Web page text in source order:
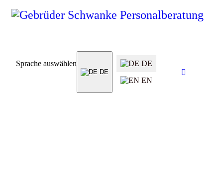
Sprache auswählen
DE
DE
EN